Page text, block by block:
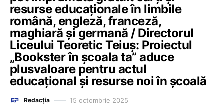
resurse educaționale în limbile
română, engleză, franceză,
maghiară și germană / Directorul
Liceului Teoretic Teiuș: Proiectul
„Bookster în școala ta” aduce
plusvaloare pentru actul
educațional și resurse noi în școală
Redacția 15 octombrie 2025